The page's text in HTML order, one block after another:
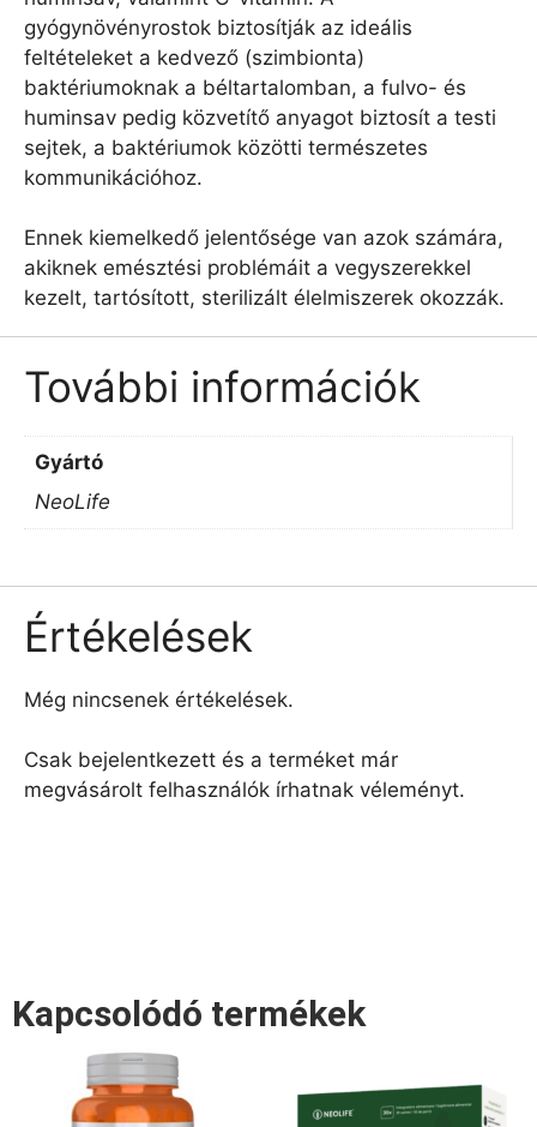
gyógynövényrostok biztosítják az ideális
feltételeket a kedvező (szimbionta)
baktériumoknak a béltartalomban, a fulvo- és
huminsav pedig közvetítő anyagot biztosít a testi
sejtek, a baktériumok közötti természetes
kommunikációhoz.
Ennek kiemelkedő jelentősége van azok számára,
akiknek emésztési problémáit a vegyszerekkel
kezelt, tartósított, sterilizált élelmiszerek okozzák.
További információk
Gyártó
NeoLife
Értékelések
Még nincsenek értékelések.
Csak bejelentkezett és a terméket már
megvásárolt felhasználók írhatnak véleményt.
Kapcsolódó termékek